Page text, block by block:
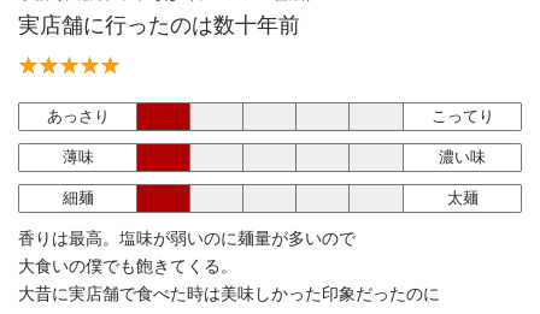
実店舗に行ったのは数十年前
あっさり こってり
薄味 濃い味
細麺 太麺
香りは最高。塩味が弱いのに麺量が多いので
大食いの僕でも飽きてくる。
大昔に実店舗で食べた時は美味しかった印象だったのに